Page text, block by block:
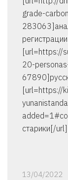
grade-
[url=https://
20-
[url=https://
старики[/
13/04/2022